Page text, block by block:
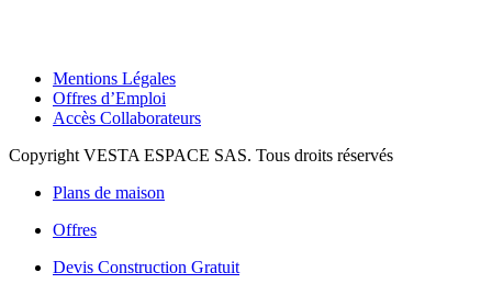
Mentions Légales
Offres d’Emploi
Accès Collaborateurs
Copyright VESTA ESPACE SAS. Tous droits réservés
Plans de maison
Offres
Devis Construction Gratuit